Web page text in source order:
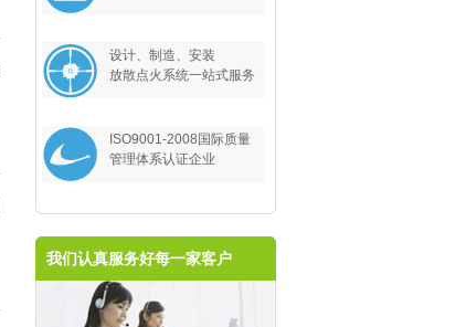
设计、制造、安装
放散点火系统一站式服务
ISO9001-2008国际质量
管理体系认证企业
我们认真服务好每一家客户